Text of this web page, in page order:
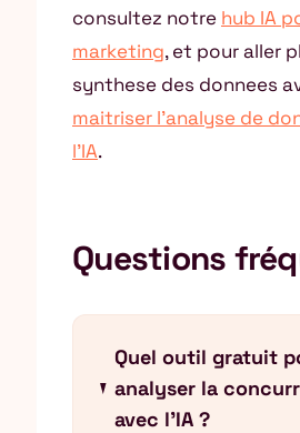
consultez notre hub IA
marketing, et pour aller
synthese des donnees
maitriser l’analyse de
l’IA.
Questions
Quel outil gratuit
analyser la
avec l'IA ?